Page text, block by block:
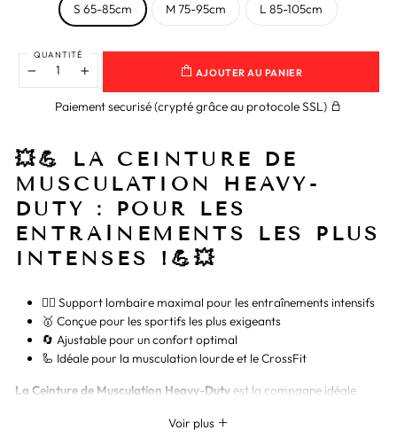
S 65-85cm M 75-95cm L 85-105cm
QUANTITÉ
+ AJOUTER AU PANIER
Paiement securisé (crypté grâce au protocole SSL)
💥💪 LA CEINTURE DE
MUSCULATION HEAVY-
DUTY : POUR LES
ENTRAÎNEMENTS LES PLUS
INTENSES !💪💥
🏋️‍♀️ Support lombaire maximal pour les entraînements intensifs
🥇 Conçue pour les sportifs les plus exigeants
🔄 Ajustable pour un confort optimal
🦾 Idéale pour la musculation lourde et le CrossFit
La Ceinture de Musculation Heavy-Duty est la compagne idéale
support lombaire maximal, cette ceinture est conçue pour résister
Voir plus